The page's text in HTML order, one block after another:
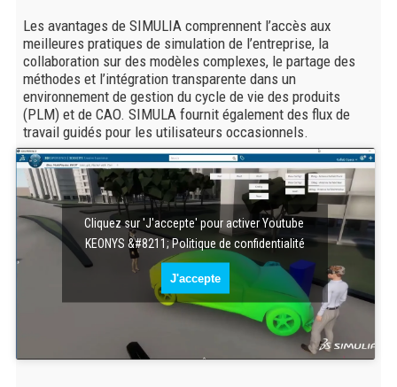
Les avantages de SIMULIA comprennent l’accès aux
meilleures pratiques de simulation de l’entreprise, la
collaboration sur des modèles complexes, le partage des
méthodes et l’intégration transparente dans un
environnement de gestion du cycle de vie des produits
(PLM) et de CAO. SIMULA fournit également des flux de
travail guidés pour les utilisateurs occasionnels.
Cliquez sur 'J'accepte' pour activer Youtube
KEONYS &#8211; Politique de confidentialité
J'accepte